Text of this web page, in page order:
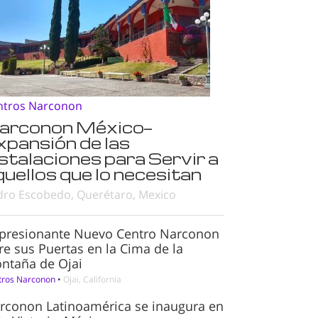
Narconon
México—
de las
para Servir a
que lo necesitan
Escobedo, Querétaro, Mexico
Nuevo Centro Narconon
sus Puertas en la Cima de la
de Ojai
Narconon • Ojai, California
Latinoamérica se inaugura en